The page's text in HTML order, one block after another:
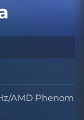
AMD Phenom